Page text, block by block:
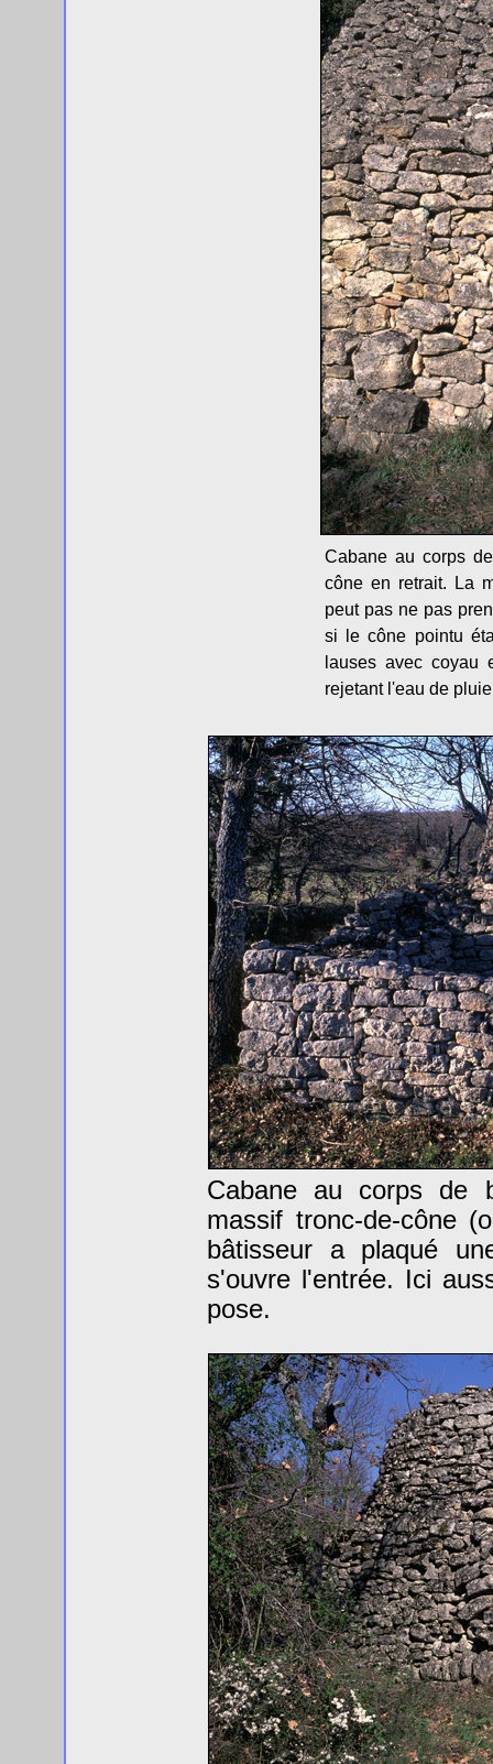
Cabane au corps
cône en retrait. La
peut pas ne pas
si le cône pointu
lauses avec coyau
rejetant l'eau de
Cabane au corps de
massif tronc-de-cône
bâtisseur a plaqué
s'ouvre l'entrée. Ici
pose.